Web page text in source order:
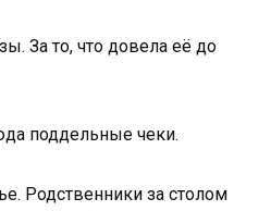
За то, что довела её до
поддельные чеки.
Родственники за столом